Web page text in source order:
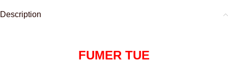
Description
FUMER TUE